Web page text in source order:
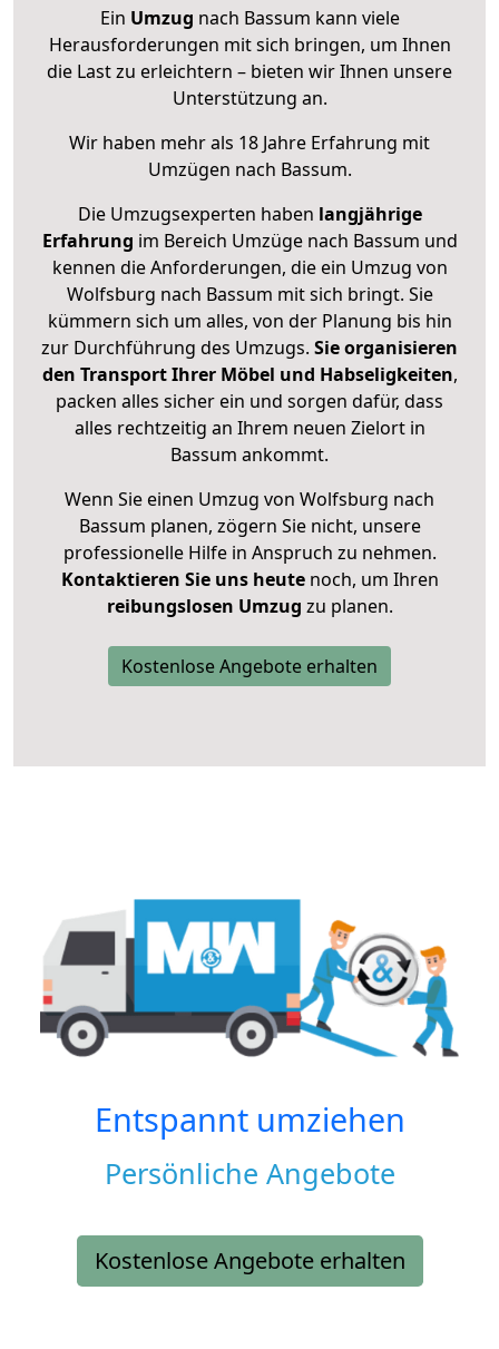
Ein Umzug nach Bassum kann viele
Herausforderungen mit sich bringen, um Ihnen
die Last zu erleichtern – bieten wir Ihnen unsere
Unterstützung an.
Wir haben mehr als 18 Jahre Erfahrung mit
Umzügen nach Bassum.
Die Umzugsexperten haben langjährige
Erfahrung im Bereich Umzüge nach Bassum und
kennen die Anforderungen, die ein Umzug von
Wolfsburg nach Bassum mit sich bringt. Sie
kümmern sich um alles, von der Planung bis hin
zur Durchführung des Umzugs. Sie organisieren
den Transport Ihrer Möbel und Habseligkeiten,
packen alles sicher ein und sorgen dafür, dass
alles rechtzeitig an Ihrem neuen Zielort in
Bassum ankommt.
Wenn Sie einen Umzug von Wolfsburg nach
Bassum planen, zögern Sie nicht, unsere
professionelle Hilfe in Anspruch zu nehmen.
Kontaktieren Sie uns heutenoch, um Ihren
reibungslosen Umzug zu planen.
Kostenlose Angebote erhalten
Entspannt umziehen
Persönliche Angebote
Kostenlose Angebote erhalten